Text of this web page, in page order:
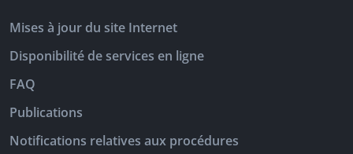
Mises à jour du site Internet
Disponibilité de services en ligne
FAQ
Publications
Notifications relatives aux procédures